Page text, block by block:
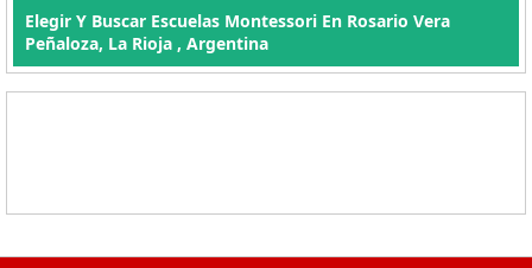
Elegir Y Buscar Escuelas Montessori En Rosario Vera
Peñaloza, La Rioja , Argentina